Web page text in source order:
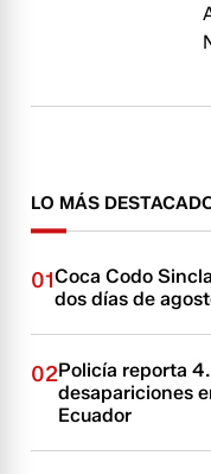
LO MÁS
01Coca Codo
dos días de
02Policía reporta
desapariciones
Ecuador